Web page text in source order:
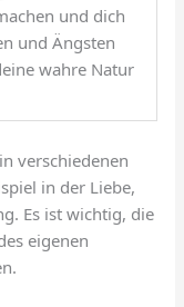
und dich
und Ängsten
wahre Natur
verschiedenen
in der Liebe,
Es ist wichtig, die
eigenen